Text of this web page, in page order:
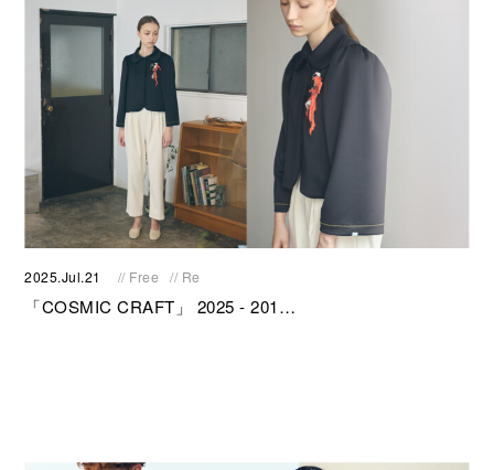
2025.Jul.21 // Free // Re
「COSMIC CRAFT」 2025 - 201…